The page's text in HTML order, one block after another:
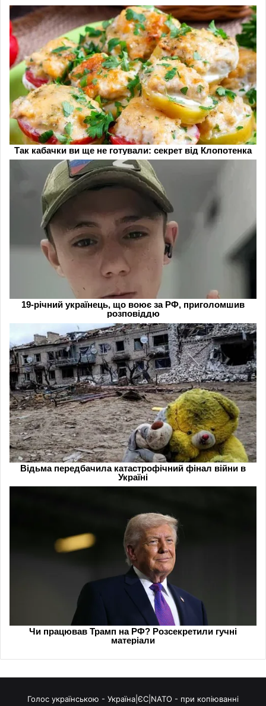
Голос українською - Україна|ЄС|NATO - при копіюванні